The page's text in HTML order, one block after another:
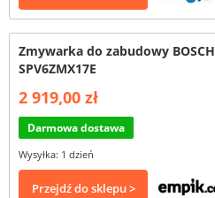
Zmywarka do zabudowy BOSCH
SPV6ZMX17E
2 919,00 zł
Darmowa dostawa
Wysyłka: 1 dzień
Przejdź do sklepu >